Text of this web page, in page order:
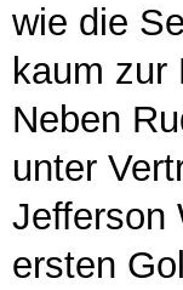
wie die
kaum zur
Neben
unter
Jefferson
ersten